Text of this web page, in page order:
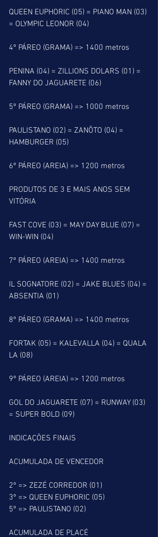
QUEEN EUPHORIC (05) = PIANO MAN (03)
= OLYMPIC LEONOR (04)
4º PÁREO (GRAMA) => 1400 metros
PENINA (04) = ZILLIONS DOLARS (01) =
FANNY DO JAGUARETE (06)
5º PÁREO (GRAMA) => 1000 metros
PAULISTANO (02) = ZANÔTO (04) =
HAMBURGER (05)
6º PÁREO (AREIA) => 1200 metros
PRODUTOS DE 3 E MAIS ANOS SEM
VITÓRIA
FAST COVE (03) = MAY DAY BLUE (07) =
WIN-WIN (04)
7º PÁREO (AREIA) => 1400 metros
IL SOGNATORE (02) = JAKE BLUES (04) =
ABSENTIA (01)
8º PÁREO (GRAMA) => 1400 metros
FORTAK (05) = KALEVALLA (04) = QUALA
LA (08)
9º PÁREO (AREIA) => 1200 metros
GOL DO JAGUARETE (07) = RUNWAY (03)
= SUPER BOLD (09)
INDICAÇÕES FINAIS
ACUMULADA DE VENCEDOR
2º => ZEZÉ CORREDOR (01)
3º => QUEEN EUPHORIC (05)
5º => PAULISTANO (02)
ACUMULADA DE PLACÉ